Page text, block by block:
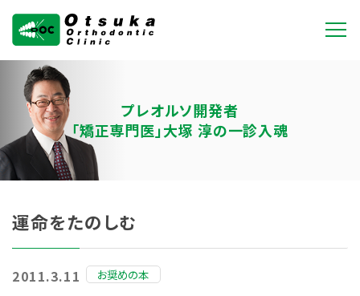
大塚矯正歯科クリニ
ック
プレオルソ開発者
「矯正専門医」大塚 淳の一診入魂
運命をたのしむ
2011.3.11 お奨めの本